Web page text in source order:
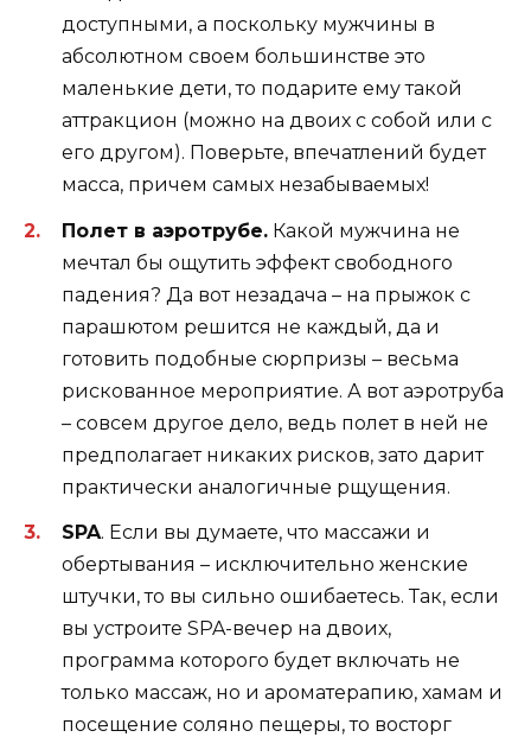
доступными, а поскольку мужчины в
абсолютном своем большинстве это
маленькие дети, то подарите ему такой
аттракцион (можно на двоих с собой или с
его другом). Поверьте, впечатлений будет
масса, причем самых незабываемых!
Полет в аэротрубе. Какой мужчина не
мечтал бы ощутить эффект свободного
падения? Да вот незадача – на прыжок с
парашютом решится не каждый, да и
готовить подобные сюрпризы – весьма
рискованное мероприятие. А вот аэротруба
– совсем другое дело, ведь полет в ней не
предполагает никаких рисков, зато дарит
практически аналогичные рщущения.
SPA. Если вы думаете, что массажи и
обертывания – исключительно женские
штучки, то вы сильно ошибаетесь. Так, если
вы устроите SPA-вечер на двоих,
программа которого будет включать не
только массаж, но и ароматерапию, хамам и
посещение соляно пещеры, то восторг